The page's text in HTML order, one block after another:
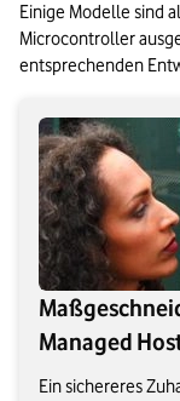
Einige Modelle sind
Microcontroller
entsprechenden
Managed
Ein sichereres